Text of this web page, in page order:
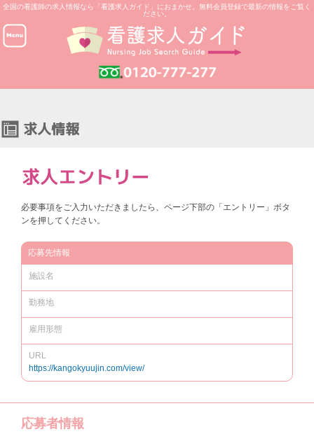
全国の看護師の求人情報なら「看護求人ガイド」におまかせ。無料会員登録で最新の情報をご覧く
ださい。
必要事項をご入力いただきましたら、ページ下部の「エントリー」ボタ
ンを押してください。
応募先情報
施設名
勤務地
雇用形態
URL
https://kangokyuujin.com/view/
応募者情報